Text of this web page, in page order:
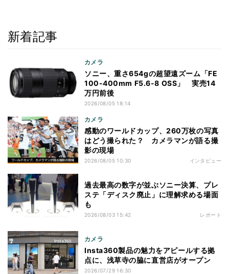
新着記事
カメラ
ソニー、重さ654gの超望遠ズーム「FE
100-400mm F5.6-8 OSS」 実売14
万円前後
2026/08/05 18:14
カメラ
感動のワールドカップ、260万枚の写真
はどう撮られた？ カメラマンが語る撮
影の現場
2026/08/05 10:30 インタビュー
過去最高の数字が並ぶソニー決算、プレ
ステ「ディスク廃止」に理解求める場面
も
2026/08/03 15:42 レポート
カメラ
Insta360製品の魅力をアピールする拠
点に、浅草寺の脇に直営店がオープン
2026/07/29 16:30